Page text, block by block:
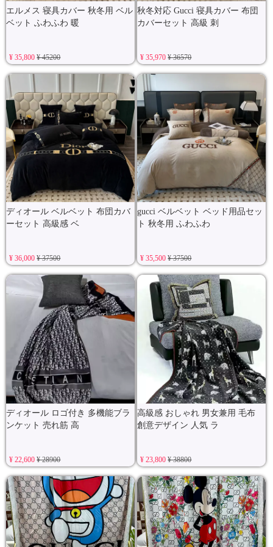
エルメス 寝具カバー 秋冬用 ベル
ベット ふわふわ 暖
¥ 35,800¥ 45200
秋冬対応 Gucci 寝具カバー 布団
カバーセット 高級 刺
¥ 35,970¥ 36570
ディオール ベルベット 布団カバ
ーセット 高級感 ベ
¥ 36,000¥ 37500
gucci ベルベット ベッド用品セッ
ト 秋冬用 ふわふわ
¥ 35,500¥ 37500
ディオール ロゴ付き 多機能ブラ
ンケット 売れ筋 高
¥ 22,600¥ 28900
高級感 おしゃれ 男女兼用 毛布
創意デザイン 人気 ラ
¥ 23,800¥ 38800